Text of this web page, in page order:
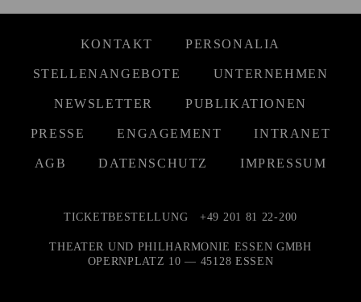
KONTAKT PERSONALIA
STELLENANGEBOTE UNTERNEHMEN
NEWSLETTER PUBLIKATIONEN
PRESSE ENGAGEMENT INTRANET
AGB DATENSCHUTZ IMPRESSUM
TICKETBESTELLUNG +49 201 81 22-200
THEATER UND PHILHARMONIE ESSEN GMBH
OPERNPLATZ 10 — 45128 ESSEN